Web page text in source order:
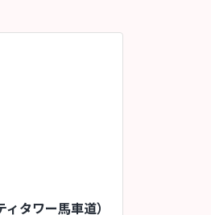
タワー馬車道）